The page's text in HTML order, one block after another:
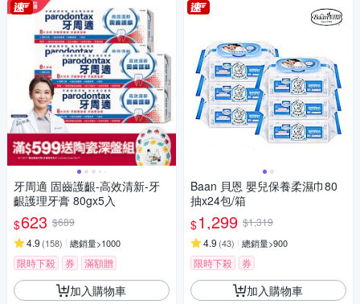
牙周適 固齒護齦-高效清新-牙
齦護理牙膏 80gx5入
$623 $689
4.9 (158) 總銷量>1000
限時下殺 券 滿額贈
加入購物車
Baan 貝恩 嬰兒保養柔濕巾80
抽x24包/箱
$1,299 $1,319
4.9 (43) 總銷量>900
限時下殺 券
加入購物車